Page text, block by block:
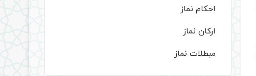
احکام نماز
ارکان نماز
مبطلات نماز